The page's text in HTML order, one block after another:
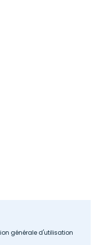
générale d'utilisation